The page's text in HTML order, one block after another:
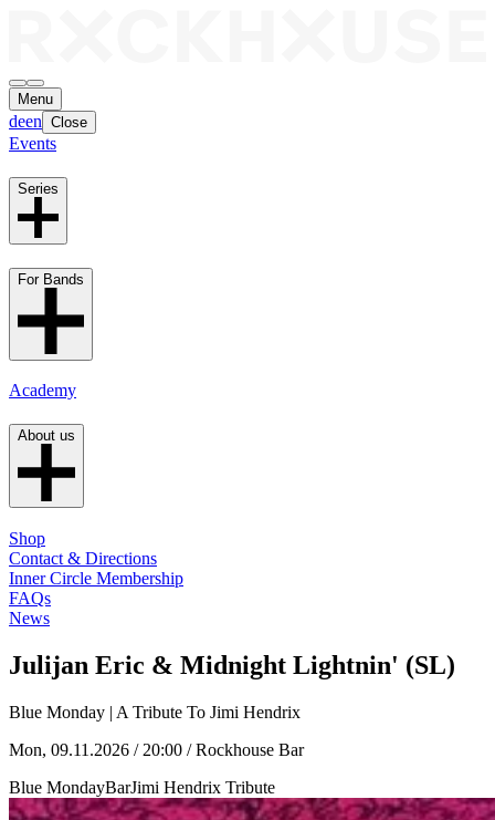
Menu
deen Close
Events
Series
For Bands
Academy
About us
Shop
Contact & Directions
Inner Circle Membership
FAQs
News
Julijan Eric & Midnight Lightnin' (SL)
Blue Monday | A Tribute To Jimi Hendrix
Mon, 09.11.2026 / 20:00 / Rockhouse Bar
Blue MondayBarJimi Hendrix Tribute